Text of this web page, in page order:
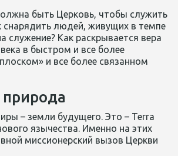
быть Церковь, чтобы служить
людей, живущих в темпе
служение? Как раскрывается вера
в быстром и все более
и все более связанном
природа
– земли будущего. Это – Terra
язычества. Именно на этих
миссионерский вызов Церкви